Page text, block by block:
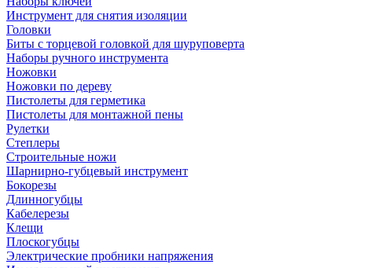
Инструмент для снятия изоляции
Головки
Биты с торцевой головкой для шуруповерта
Наборы ручного инструмента
Ножовки
Ножовки по дереву
Пистолеты для герметика
Пистолеты для монтажной пены
Рулетки
Степлеры
Строительные ножи
Шарнирно-губцевый инструмент
Бокорезы
Длинногубцы
Кабелерезы
Клещи
Плоскогубцы
Электрические пробники напряжения